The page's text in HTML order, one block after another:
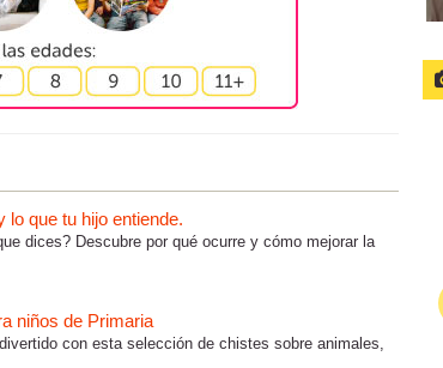
que tu hijo entiende.
dices? Descubre por qué ocurre y cómo mejorar la
niños de Primaria
con esta selección de chistes sobre animales,